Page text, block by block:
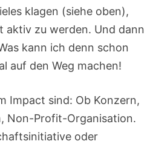
klagen (siehe oben),
aktiv zu werden. Und dann
kann ich denn schon
auf den Weg machen!
Impact sind: Ob Konzern,
Non-Profit-Organisation.
oder